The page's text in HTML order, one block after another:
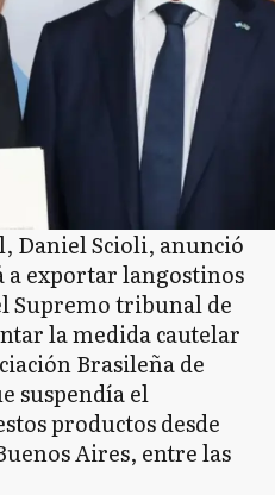
Daniel Scioli, anunció
exportar langostinos
Supremo tribunal de
la medida cautelar
Brasileña de
suspendía el
productos desde
Aires, entre las